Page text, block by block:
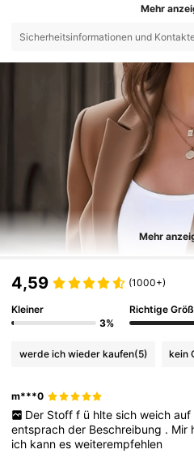
Mehr
Sicherheitsinformationen und
Mehr
4,59 (1000+)
Kleiner
3%
Richtige
werde ich wieder kaufen(5) kein
m***0
Der Stoff f ü hlte sich weich auf
entsprachder Beschreibung . Mir
ich kannesweiterempfehlen